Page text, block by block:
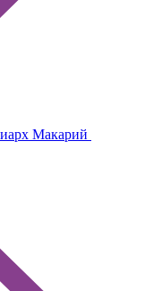
Макарий